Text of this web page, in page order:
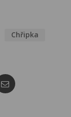
Chřipka